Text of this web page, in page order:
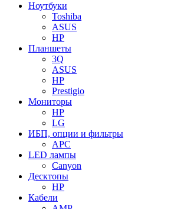
Ноутбуки
Toshiba
ASUS
HP
Планшеты
3Q
ASUS
HP
Prestigio
Мониторы
HP
LG
ИБП, опции и фильтры
APC
LED лампы
Canyon
Десктопы
HP
Кабели